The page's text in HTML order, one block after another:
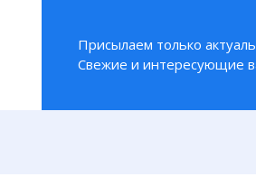
Присылаем только
Свежие и интересующие